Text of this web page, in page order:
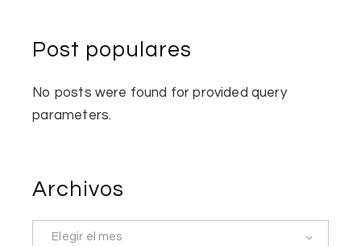
Post populares
No posts were found for provided query
parameters.
Archivos
Elegir el mes